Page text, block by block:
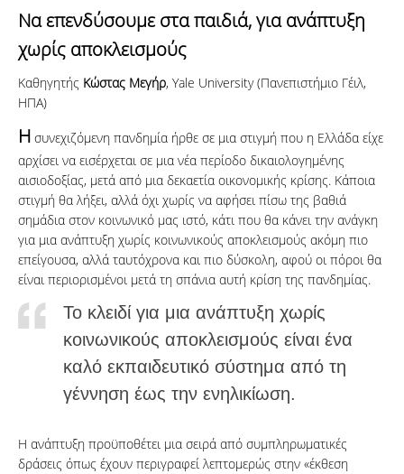
Να επενδύσουμε στα παιδιά, για ανάπτυξη
χωρίς αποκλεισμούς
Καθηγητής Κώστας Μεγήρ, Yale University (Πανεπιστήμιο Γέιλ,
ΗΠΑ)
Η συνεχιζόμενη πανδημία ήρθε σε μια στιγμή που η Ελλάδα είχε
αρχίσει να εισέρχεται σε μια νέα περίοδο δικαιολογημένης
αισιοδοξίας, μετά από μια δεκαετία οικονομικής κρίσης. Κάποια
στιγμή θα λήξει, αλλά όχι χωρίς να αφήσει πίσω της βαθιά
σημάδια στον κοινωνικό μας ιστό, κάτι που θα κάνει την ανάγκη
για μια ανάπτυξη χωρίς κοινωνικούς αποκλεισμούς ακόμη πιο
επείγουσα, αλλά ταυτόχρονα και πιο δύσκολη, αφού οι πόροι θα
είναι περιορισμένοι μετά τη σπάνια αυτή κρίση της πανδημίας.
Το κλειδί για μια ανάπτυξη χωρίς
κοινωνικούς αποκλεισμούς είναι ένα
καλό εκπαιδευτικό σύστημα από τη
γέννηση έως την ενηλικίωση.
Η ανάπτυξη προϋποθέτει μια σειρά από συμπληρωματικές
δράσεις όπως έχουν περιγραφεί λεπτομερώς στην «έκθεση